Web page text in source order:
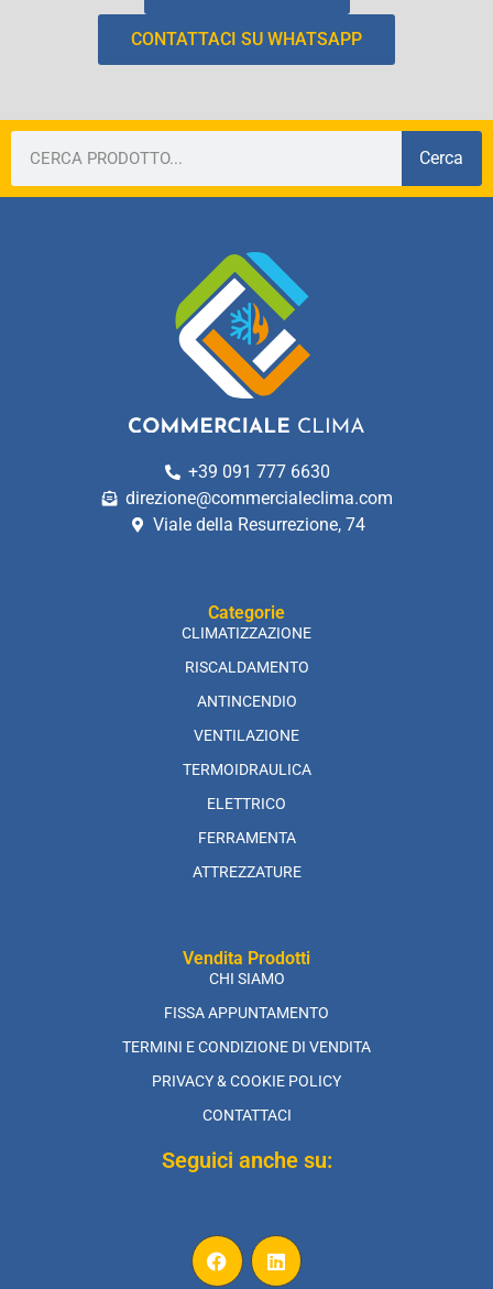
CONTATTACI SU WHATSAPP
Cerca
+39 091 777 6630
direzione@commercialeclima.com
Viale della Resurrezione, 74
Categorie
CLIMATIZZAZIONE
RISCALDAMENTO
ANTINCENDIO
VENTILAZIONE
TERMOIDRAULICA
ELETTRICO
FERRAMENTA
ATTREZZATURE
Vendita Prodotti
CHI SIAMO
FISSA APPUNTAMENTO
TERMINI E CONDIZIONE DI VENDITA
PRIVACY & COOKIE POLICY
CONTATTACI
Seguici anche su: